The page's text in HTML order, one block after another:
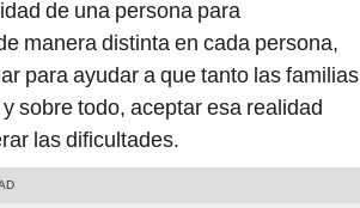
de una persona para
manera distinta en cada persona,
para ayudar a que tanto las familias
sobre todo, aceptar esa realidad
las dificultades.